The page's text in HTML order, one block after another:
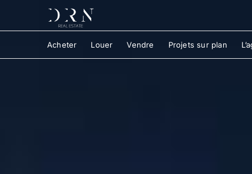
Acheter Louer Vendre Projets sur plan